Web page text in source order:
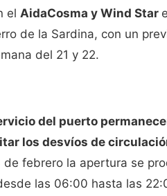
el AidaCosma y Wind Star
de la Sardina, con un
del 21 y 22.
del puerto
los desvíos de
de febrero la apertura se
las 06:00 hasta las